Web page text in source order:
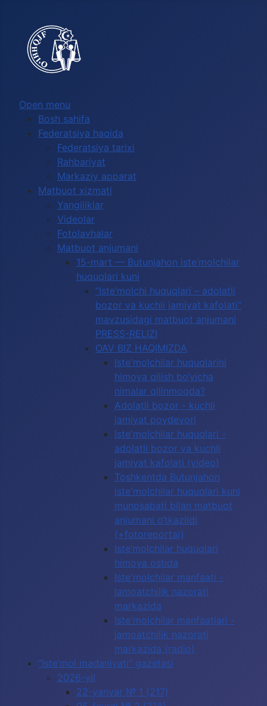
Open menu
Bosh sahifa
Federatsiya haqida
Federatsiya tarixi
Rahbariyat
Markaziy apparat
Matbuot xizmati
Yangiliklar
Videolar
Fotolavhalar
Matbuot anjumani
15-mart — Butunjahon iste’molchilar
huquqlari kuni
“Iste’molchi huquqlari – adolatli
bozor va kuchli jamiyat kafolati”
mavzusidagi matbuot anjumani
PRESS-RELIZI
OAV BIZ HAQIMIZDA
Iste'molchilar huquqlarini
himoya qilish bo‘yicha
nimalar qilinmoqda?
Adolatli bozor - kuchli
jamiyat poydevori
Iste'molchilar huquqlari -
adolatli bozor va kuchli
jamiyat kafolati (video)
Toshkentda Butunjahon
iste'molchilar huquqlari kuni
munosabati bilan matbuot
anjumani o‘tkazildi
(+fotoreportaj)
Iste’molchilar huquqlari
himoya ostida
Iste'molchilar manfaati -
jamoatchilik nazorati
markazida
Iste'molchilar manfaatlari -
jamoatchilik nazorati
markazida (radio)
"Iste’mol madaniyati" gazetasi
2026-yil
22-yanvar № 1 (217)